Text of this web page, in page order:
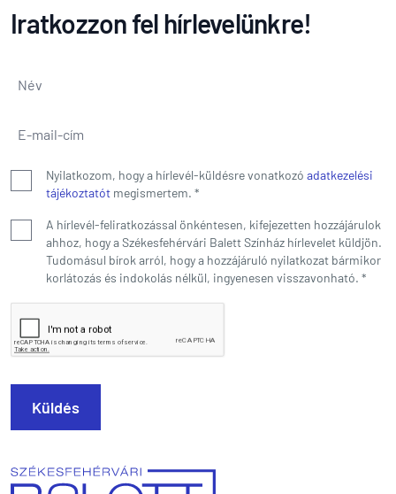
Iratkozzon fel hírlevelünkre!
Név
E-mail-cím
Nyilatkozom, hogy a hírlevél-küldésre vonatkozó adatkezelési
tájékoztatót megismertem. *
A hírlevél-feliratkozással önkéntesen, kifejezetten hozzájárulok
ahhoz, hogy a Székesfehérvári Balett Színház hírlevelet küldjön.
Tudomásul bírok arról, hogy a hozzájáruló nyilatkozat bármikor
korlátozás és indokolás nélkül, ingyenesen visszavonható. *
Küldés